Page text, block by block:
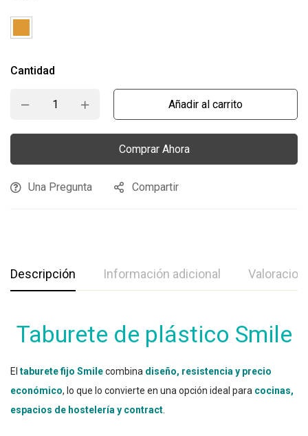
Cantidad
Añadir al carrito
Comprar Ahora
Una Pregunta Compartir
Descripción Información adicional
Taburete de plástico Smile
El taburete fijo Smilecombina diseño, resistencia y precio
económico, lo que lo convierte en una opción ideal para cocinas,
espacios de hostelería y contract